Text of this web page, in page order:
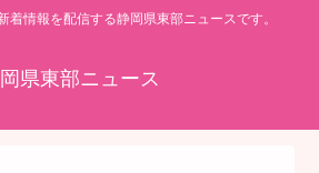
着情報を配信する静岡県東部ニュースです。
県東部ニュース